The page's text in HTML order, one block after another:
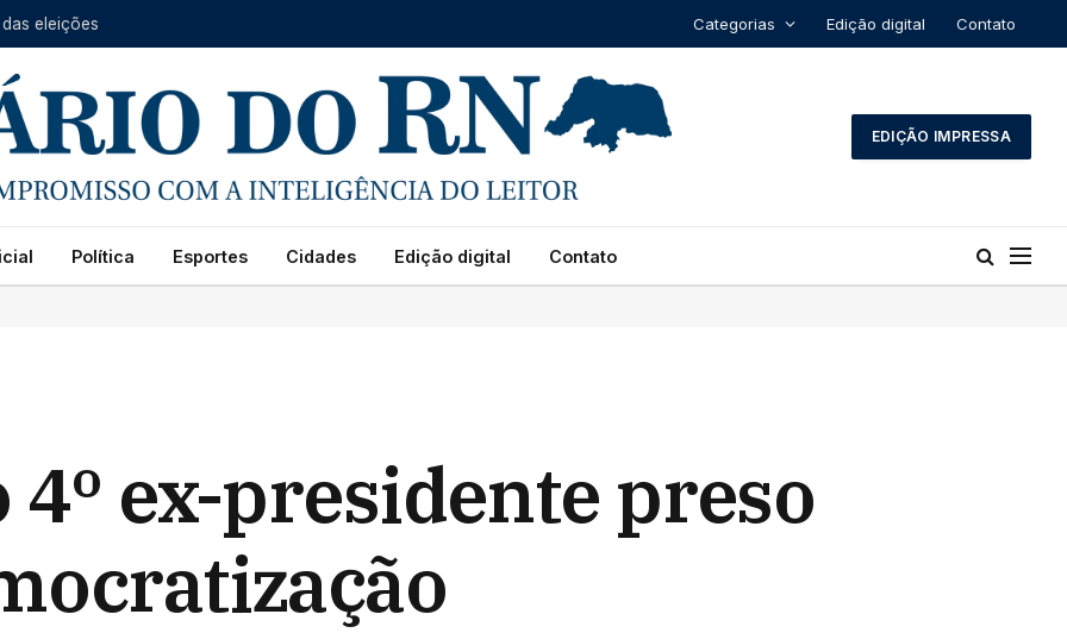
eleições Categorias Edição digital Contato
EDIÇÃO IMPRESSA
Política Esportes Cidades Edição digital Contato
4º ex-presidente preso